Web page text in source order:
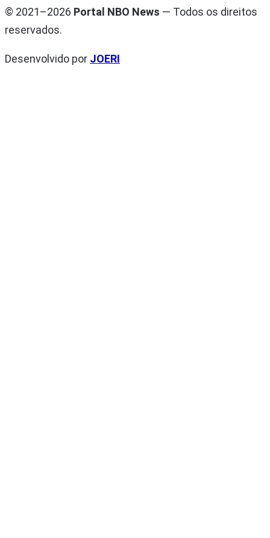
© 2021–2026 Portal NBO News — Todos os direitos
reservados.
Desenvolvido por JOERI